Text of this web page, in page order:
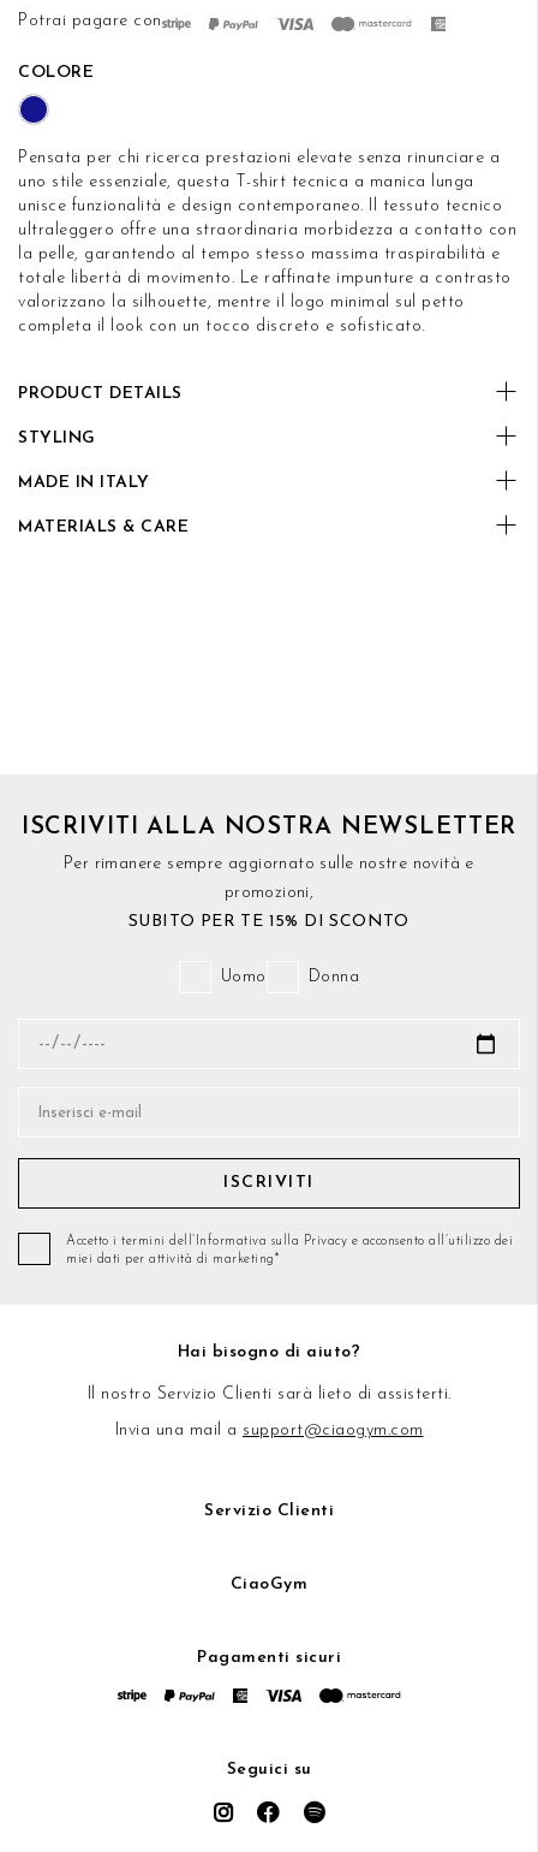
Potrai pagare con
COLORE
Pensata per chi ricerca prestazioni elevate senza rinunciare a
uno stile essenziale, questa T-shirt tecnica a manica lunga
unisce funzionalità e design contemporaneo. Il tessuto tecnico
ultraleggero offre una straordinaria morbidezza a contatto con
la pelle, garantendo al tempo stesso massima traspirabilità e
totale libertà di movimento. Le raffinate impunture a contrasto
valorizzano la silhouette, mentre il logo minimal sul petto
completa il look con un tocco discreto e sofisticato.
PRODUCT DETAILS
STYLING
MADE IN ITALY
MATERIALS & CARE
ISCRIVITI ALLA NOSTRA NEWSLETTER
Per rimanere sempre aggiornato sulle nostre novità e
promozioni,
SUBITO PER TE 15% DI SCONTO
Uomo Donna
ISCRIVITI
Accetto i termini dell’Informativa sulla Privacy e acconsento all’utilizzo dei
miei dati per attività di marketing*
Hai bisogno di aiuto?
Il nostro Servizio Clienti sarà lieto di assisterti.
Invia una mail a support@ciaogym.com
Servizio Clienti
CiaoGym
Pagamenti sicuri
Seguici su